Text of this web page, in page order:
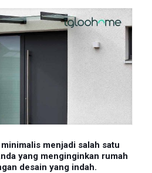
menjadi salah satu
yang menginginkan rumah
desain yang indah.